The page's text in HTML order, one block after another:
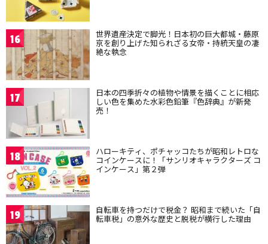
16 世界遺産決定で脚光！日本初の巨大都城・藤原
京を創り上げた知られざる女帝・持統天皇の凄
絶な執念
17 日本の四季折々の植物や情景を描くことに相応
しい色を集めた水彩色鉛筆『色辞典』が新発
売！
18 ハローキティ、ポチャッコたちが昭和レトロな
コインケースに！「サンリオキャラクターズ コ
インケース」第２弾
19 自転車を持つだけで税金？ 昭和まで続いた「自
転車税」の意外な歴史と脱税が横行した理由